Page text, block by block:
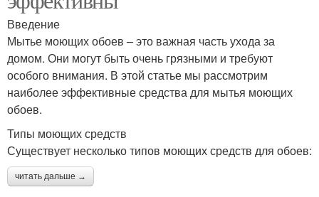
Введение
Мытье моющих обоев – это важная часть ухода за
домом. Они могут быть очень грязными и требуют
особого внимания. В этой статье мы рассмотрим
наиболее эффективные средства для мытья моющих
обоев.
Типы моющих средств
Существует несколько типов моющих средств для обоев:
читать дальше →